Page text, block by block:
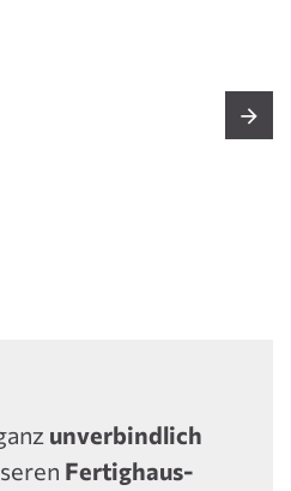

unverbindlich
Fertighaus-